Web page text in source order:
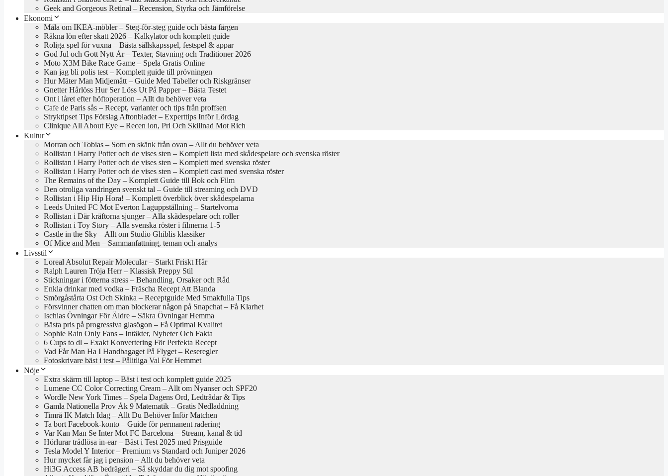
Geek and Gorgeous Retinal – Recension, Styrka och Jämförelse
Ekonomi
Måla om IKEA-möbler – Steg-för-steg guide och bästa färgen
Räkna lön efter skatt 2026 – Kalkylator och komplett guide
Roliga spel för vuxna – Bästa sällskapsspel, festspel & appar
God Jul och Gott Nytt År – Texter, Stavning och Traditioner 2026
Moto X3M Bike Race Game – Spela Gratis Online
Kan jag bli polis test – Komplett guide till prövningen
Hur Mäter Man Midjemått – Guide Med Tabeller och Riskgränser
Gnetter Hårlöss Hur Ser Löss Ut På Papper – Bästa Testet
Ont i låret efter höftoperation – Allt du behöver veta
Cafe de Paris sås – Recept, varianter och tips från proffsen
Stryktipset Tips Förslag Aftonbladet – Experttips Inför Lördag
Clinique All About Eye – Recen ion, Pri Och Skillnad Mot Rich
Kultur
Morran och Tobias – Som en skänk från ovan – Allt du behöver veta
Rollistan i Harry Potter och de vises sten – Komplett lista med skådespelare och svenska röster
Rollistan i Harry Potter och de vises sten – Komplett med svenska röster
Rollistan i Harry Potter och de vises sten – Komplett cast med svenska röster
The Remains of the Day – Komplett Guide till Bok och Film
Den otroliga vandringen svenskt tal – Guide till streaming och DVD
Rollistan i Hip Hip Hora! – Komplett överblick över skådespelarna
Leeds United FC Mot Everton Laguppställning – Startelvorna
Rollistan i Där kräftorna sjunger – Alla skådespelare och roller
Rollistan i Toy Story – Alla svenska röster i filmerna 1-5
Castle in the Sky – Allt om Studio Ghiblis klassiker
Of Mice and Men – Sammanfattning, teman och analys
Livsstil
Loreal Absolut Repair Molecular – Starkt Friskt Hår
Ralph Lauren Tröja Herr – Klassisk Preppy Stil
Stickningar i fötterna stress – Behandling, Orsaker och Råd
Enkla drinkar med vodka – Fräscha Recept Att Blanda
Smörgåstårta Ost Och Skinka – Receptguide Med Smakfulla Tips
Försvinner chatten om man blockerar någon på Snapchat – Få Klarhet
Ischias Övningar För Äldre – Säkra Övningar Hemma
Bästa pris på progressiva glasögon – Få Optimal Kvalitet
Sophie Rain Only Fans – Intäkter, Nyheter Och Fakta
6 Cups to dl – Exakt Konvertering För Perfekta Recept
Vad Får Man Ha I Handbagaget På Flyget – Reseregler
Fotoskrivare bäst i test – Pålitliga Val För Hemmet
Nöje
Extra skärm till laptop – Bäst i test och komplett guide 2025
Lumene CC Color Correcting Cream – Allt om Nyanser och SPF20
Wordle New York Times – Spela Dagens Ord, Ledtrådar & Tips
Gamla Nationella Prov Åk 9 Matematik – Gratis Nedladdning
Timrå IK Match Idag – Allt Du Behöver Inför Matchen
Ta bort Facebook-konto – Guide för permanent radering
Var Kan Man Se Inter Mot FC Barcelona – Stream, kanal & tid
Hörlurar trådlösa in-ear – Bäst i Test 2025 med Prisguide
Tesla Model Y Interior – Premium vs Standard och Juniper 2026
Hur mycket får jag i pension – Allt du behöver veta
Hi3G Access AB bedrägeri – Så skyddar du dig mot spoofing